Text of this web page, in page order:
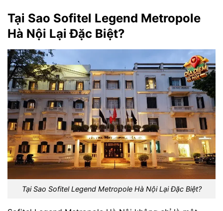
Tại Sao Sofitel Legend Metropole
Hà Nội Lại Đặc Biệt?
Tại Sao Sofitel Legend Metropole Hà Nội Lại Đặc Biệt?